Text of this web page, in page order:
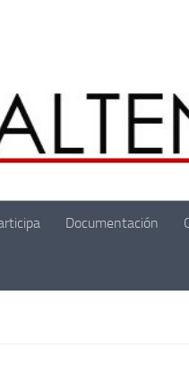
Documentación